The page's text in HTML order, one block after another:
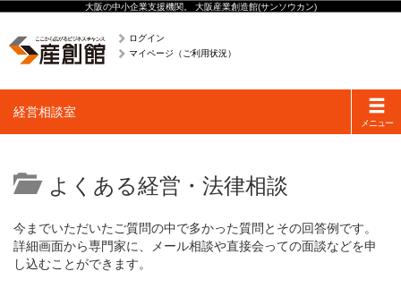
大阪の中小企業支援機関。 大阪産業創造館(サンソウカン)
ログイン
マイページ（ご利用状況）
Toggle
メニュー
経営相談室
よくある経営・法律相談
今までいただいたご質問の中で多かった質問とその回答例です。
詳細画面から専門家に、メール相談や直接会っての面談などを申
し込むことができます。